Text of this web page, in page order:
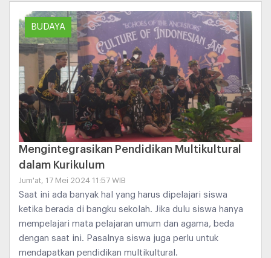
BUDAYA
Mengintegrasikan Pendidikan Multikultural
dalam Kurikulum
Jum'at, 17 Mei 2024 11:57 WIB
Saat ini ada banyak hal yang harus dipelajari siswa
ketika berada di bangku sekolah. Jika dulu siswa hanya
mempelajari mata pelajaran umum dan agama, beda
dengan saat ini. Pasalnya siswa juga perlu untuk
mendapatkan pendidikan multikultural.